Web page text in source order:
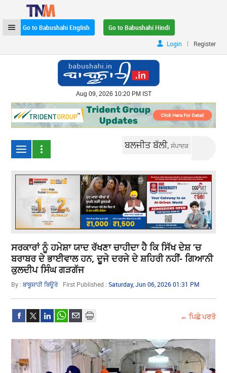
Go to Babushahi English
Go to Babushahi Hindi
Login
| Register
Aug 09, 2026 10:20 PM IST
ਬਲਜੀਤ ਬੱਲੀ,ਸੰਪਾਦਕ
ਸਰਕਾਰਾਂ ਨੂੰ ਹਮੇਸ਼ਾ ਯਾਦ ਰੱਖਣਾ ਚਾਹੀਦਾ ਹੈ ਕਿ ਸਿੱਖ ਦੇਸ਼ ’ਚ
ਬਰਾਬਰ ਦੇ ਭਾਈਵਾਲ ਹਨ, ਦੂਜੇ ਦਰਜੇ ਦੇ ਸ਼ਹਿਰੀ ਨਹੀਂ- ਗਿਆਨੀ
ਕੁਲਦੀਪ ਸਿੰਘ ਗੜਗੱਜ
By :ਬਾਬੂਸ਼ਾਹੀ ਬਿਊਰੋ First Published :Saturday, Jun 06, 2026 01:31 PM
← ਪਿਛੇ ਪਰਤੋ